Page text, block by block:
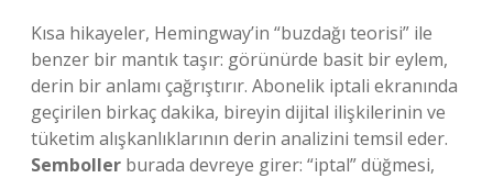
Kısa hikayeler, Hemingway’in “buzdağı teorisi” ile
benzer bir mantık taşır: görünürde basit bir eylem,
derin bir anlamı çağrıştırır. Abonelik iptali ekranında
geçirilen birkaç dakika, bireyin dijital ilişkilerinin ve
tüketim alışkanlıklarının derin analizini temsil eder.
Semboller burada devreye girer: “iptal” düğmesi,